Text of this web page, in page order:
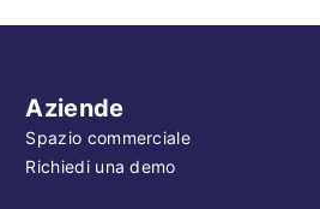
Aziende
Spazio commerciale
Richiedi una demo